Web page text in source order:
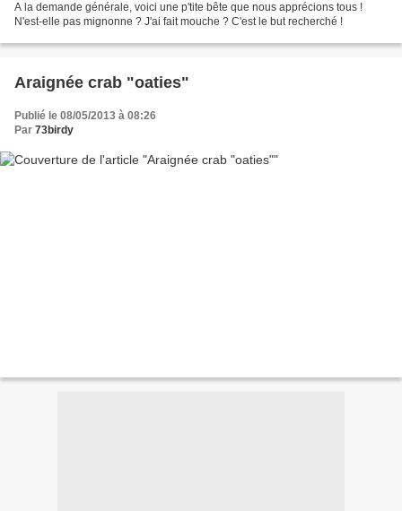
A la demande générale, voici une p'tite bête que nous apprécions tous !
N'est-elle pas mignonne ? J'ai fait mouche ? C'est le but recherché !
Araignée crab "oaties"
Publié le 08/05/2013 à 08:26
Par 73birdy